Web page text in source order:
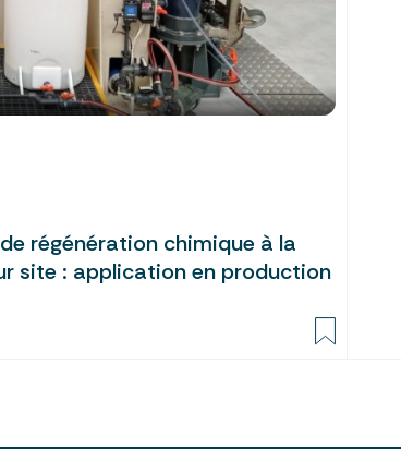
régénération chimique à la
site : application en production